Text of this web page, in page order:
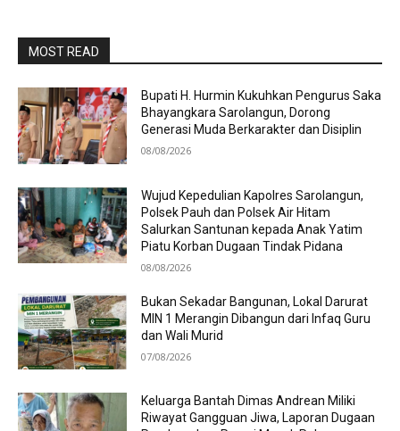
MOST READ
Bupati H. Hurmin Kukuhkan Pengurus Saka
Bhayangkara Sarolangun, Dorong
Generasi Muda Berkarakter dan Disiplin
08/08/2026
Wujud Kepedulian Kapolres Sarolangun,
Polsek Pauh dan Polsek Air Hitam
Salurkan Santunan kepada Anak Yatim
Piatu Korban Dugaan Tindak Pidana
08/08/2026
Bukan Sekadar Bangunan, Lokal Darurat
MIN 1 Merangin Dibangun dari Infaq Guru
dan Wali Murid
07/08/2026
Keluarga Bantah Dimas Andrean Miliki
Riwayat Gangguan Jiwa, Laporan Dugaan